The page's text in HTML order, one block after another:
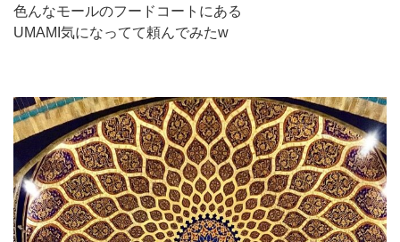
色んなモールのフードコートにある
UMAMI気になってて頼んでみたw